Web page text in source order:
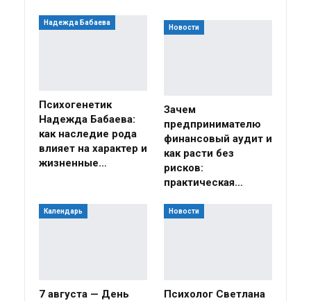
Надежда Бабаева
Психогенетик
Надежда Бабаева:
как наследие рода
влияет на характер и
жизненные…
Новости
Зачем
предпринимателю
финансовый аудит и
как расти без
рисков:
практическая…
Календарь
7 августа — День
Новости
Психолог Светлана